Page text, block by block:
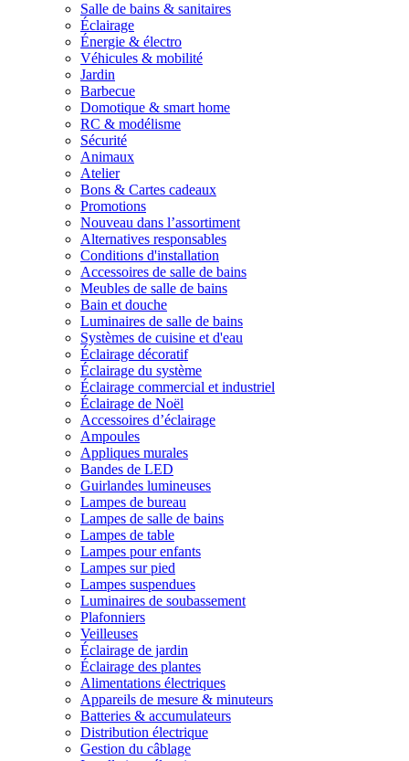
Salle de bains & sanitaires
Éclairage
Énergie & électro
Véhicules & mobilité
Jardin
Barbecue
Domotique & smart home
RC & modélisme
Sécurité
Animaux
Atelier
Bons & Cartes cadeaux
Promotions
Nouveau dans l’assortiment
Alternatives responsables
Conditions d'installation
Accessoires de salle de bains
Meubles de salle de bains
Bain et douche
Luminaires de salle de bains
Systèmes de cuisine et d'eau
Éclairage décoratif
Éclairage du système
Éclairage commercial et industriel
Éclairage de Noël
Accessoires d’éclairage
Ampoules
Appliques murales
Bandes de LED
Guirlandes lumineuses
Lampes de bureau
Lampes de salle de bains
Lampes de table
Lampes pour enfants
Lampes sur pied
Lampes suspendues
Luminaires de soubassement
Plafonniers
Veilleuses
Éclairage de jardin
Éclairage des plantes
Alimentations électriques
Appareils de mesure & minuteurs
Batteries & accumulateurs
Distribution électrique
Gestion du câblage